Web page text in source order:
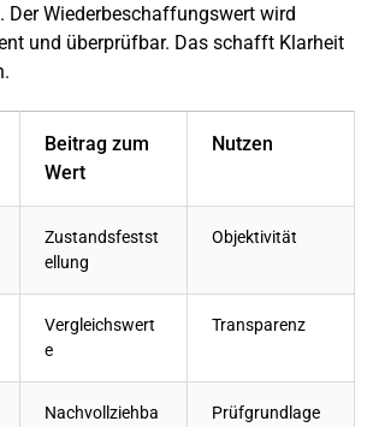
Der Wiederbeschaffungswert wird
und überprüfbar. Das schafft Klarheit
Beitrag zum
Wert
Nutzen
Zustandsfestst
ellung
Objektivität
Vergleichswert
e
Transparenz
Nachvollziehba
Prüfgrundlage